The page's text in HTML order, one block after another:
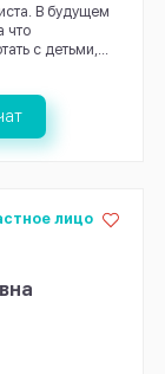
В будущем
что
с детьми,...
лицо